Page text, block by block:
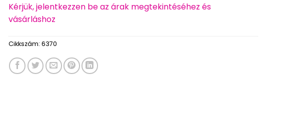
Kérjük, jelentkezzen be az árak megtekintéséhez és
vásárláshoz
Cikkszám: 6370